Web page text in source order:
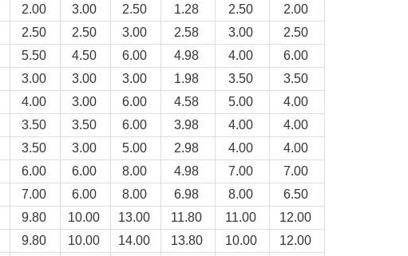
2.00 3.00 2.50 1.28 2.50
2.00
2.50 2.50 3.00 2.58 3.00
2.50
5.50 4.50 6.00 4.98 4.00
6.00
3.00 3.00 3.00 1.98 3.50
3.50
4.00 3.00 6.00 4.58 5.00
4.00
3.50 3.50 6.00 3.98 4.00
4.00
3.50 3.00 5.00 2.98 4.00
4.00
6.00 6.00 8.00 4.98 7.00
7.00
7.00 6.00 8.00 6.98 8.00
6.50
9.80 10.00 13.00 11.80 11.00
12.00
9.80 10.00 14.00 13.80 10.00
12.00